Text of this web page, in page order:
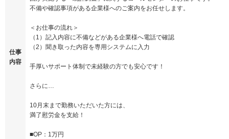
仕事
内容
不備や確認事項がある企業様へのご案内をお任せします。
＜お仕事の流れ＞
（1）記入内容に不備などがある企業様へ電話で確認
（2）聞き取った内容を専用システムに入力
手厚いサポート体制で未経験の方でも安心です！
さらに…
10月末まで勤務いただいた方には、
満了慰労金を支給！
■OP：1万円